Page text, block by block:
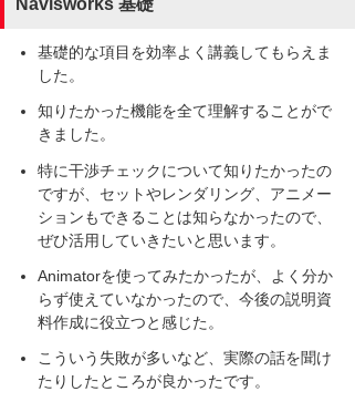
Navisworks 基礎
基礎的な項目を効率よく講義してもらえま
した。
知りたかった機能を全て理解することがで
きました。
特に干渉チェックについて知りたかったの
ですが、セットやレンダリング、アニメー
ションもできることは知らなかったので、
ぜひ活用していきたいと思います。
Animatorを使ってみたかったが、よく分か
らず使えていなかったので、今後の説明資
料作成に役立つと感じた。
こういう失敗が多いなど、実際の話を聞け
たりしたところが良かったです。